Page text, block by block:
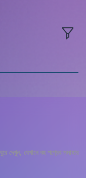
দেখুন, যেখানে বহু পণ্যের সমাহার